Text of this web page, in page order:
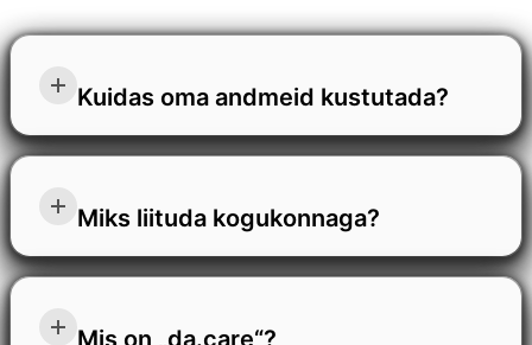
Kuidas oma andmeid kustutada?
külgmenüü, klõpsake seadete hammasratta ikoonil,
valige "Andmete kontroll" ja seejärel valige vajalik
valik.
Miks liituda kogukonnaga?
tulevikust, mis põhineb hoolitsusel, usaldusel ja
Mis on „da.care“?